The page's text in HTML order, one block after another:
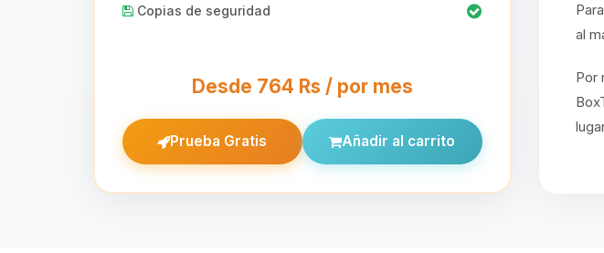
Copias de seguridad
Desde 764 ₨ / por mes
Prueba Gratis Añadir al carrito
al
Por